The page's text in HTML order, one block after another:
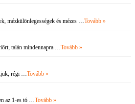
mézkülönlegességek és mézes …Tovább »
talán mindennapra …Tovább »
régi …Tovább »
az 1-es tó …Tovább »